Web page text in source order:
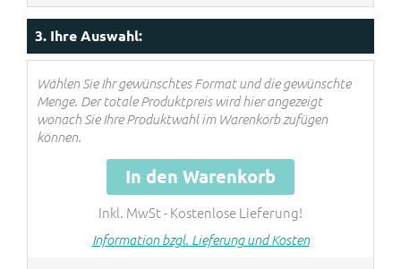
3. Ihre Auswahl:
Wählen Sie Ihr gewünschtes Format und die gewünschte
Menge. Der totale Produktpreis wird hier angezeigt
wonach Sie Ihre Produktwahl im Warenkorb zufügen
können.
In den Warenkorb
Inkl. MwSt - Kostenlose Lieferung!
Information bzgl. Lieferung und Kosten